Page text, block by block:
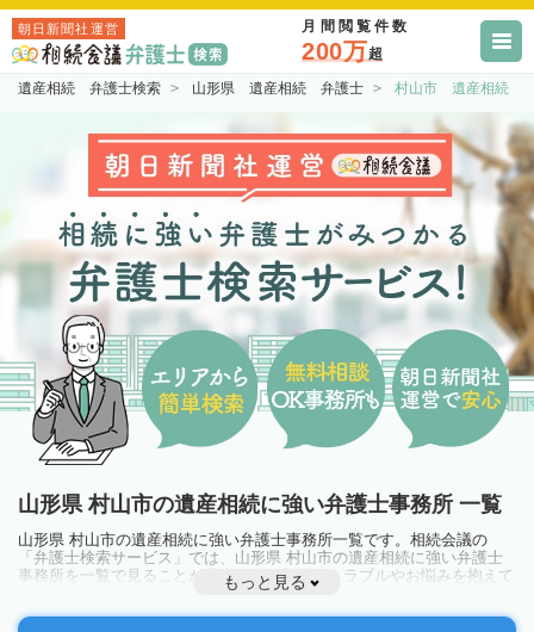
朝日新聞社運営 月間閲覧件数
200万超
遺産相続 弁護士検索 山形県 遺産相続 弁護士 村山市 遺産相続
山形県 村山市の遺産相続に強い弁護士事務所 一覧
山形県 村山市の遺産相続に強い弁護士事務所一覧です。相続会議の
「弁護士検索サービス」では、山形県 村山市の遺産相続に強い弁護士
事務所を一覧で見ることが出来ます。相続のトラブルやお悩みを抱えて
いる方は一度近隣の弁護士に相談してみましょう。
もっと見る